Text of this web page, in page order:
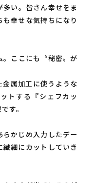
い。皆さん幸せをま
幸せな気持ちになり
ここにも〝秘密〟が
属加工に使うような
トする『シェフカッ
す。
かじめ入力したデー
細にカットしていき